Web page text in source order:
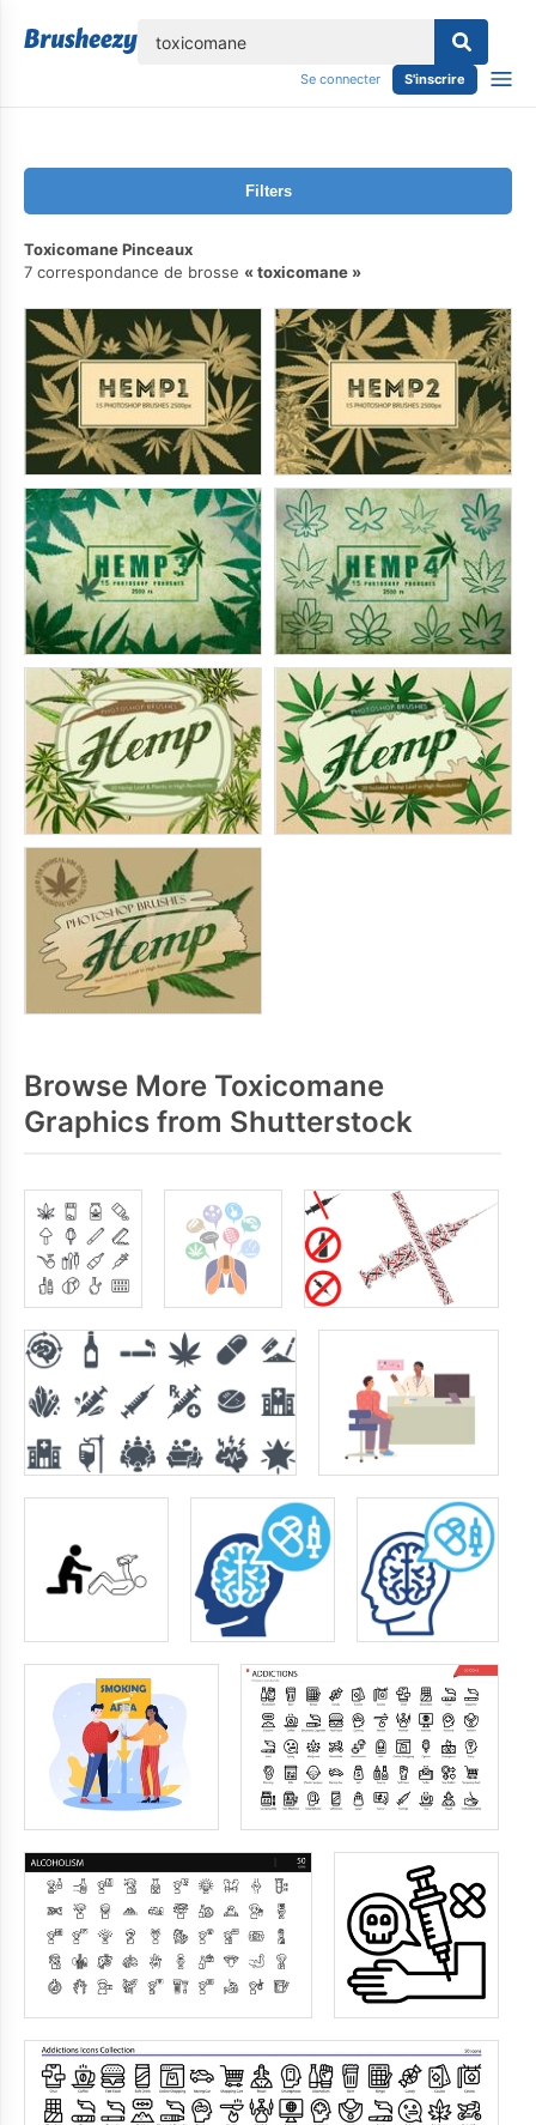
Se connecter S'inscrire
Filters
Toxicomane Pinceaux
7 correspondance de brosse
toxicomane
Browse More Toxicomane
Graphics from Shutterstock